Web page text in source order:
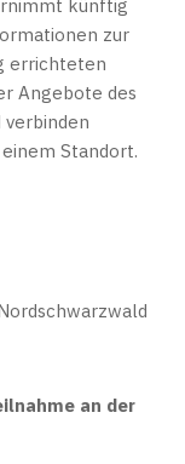
künftig
zur
errichteten
Angebote des
verbinden
Standort.
an der